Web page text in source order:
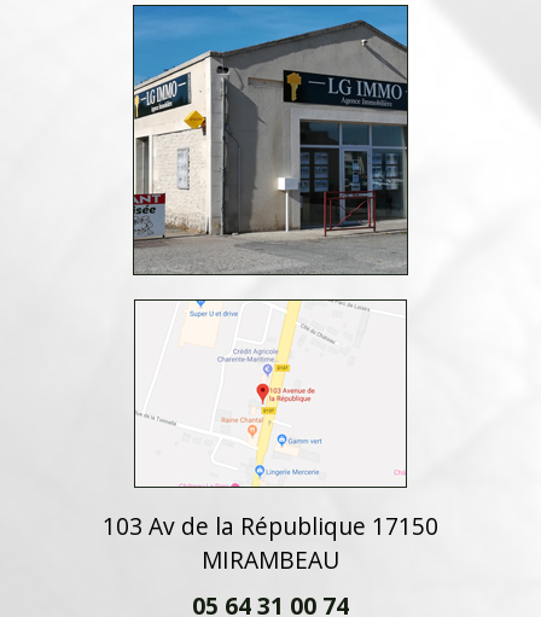
103 Av de la République 17150
MIRAMBEAU
05 64 31 00 74